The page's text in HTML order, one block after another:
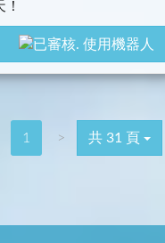
使用機器人
1 > 共 31 頁